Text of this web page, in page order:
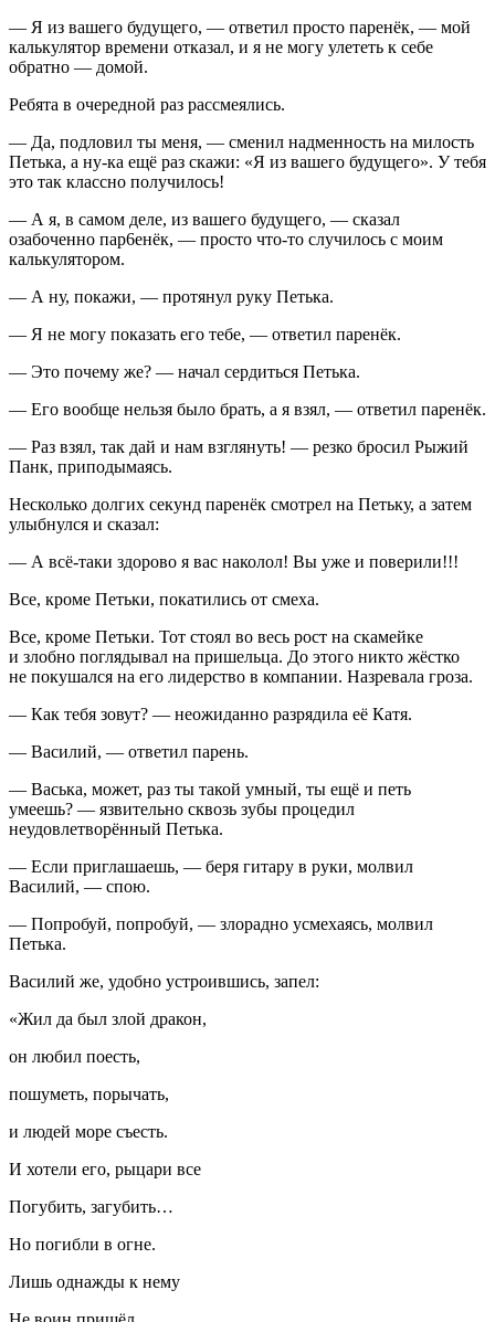
— Я из вашего будущего, — ответил просто паренёк, — мой
калькулятор времени отказал, и я не могу улететь к себе
обратно — домой.
Ребята в очередной раз рассмеялись.
— Да, подловил ты меня, — сменил надменность на милость
Петька, а ну-ка ещё раз скажи: «Я из вашего будущего». У тебя
это так классно получилось!
— А я, в самом деле, из вашего будущего, — сказал
озабоченно пар6енёк, — просто что-то случилось с моим
калькулятором.
— А ну, покажи, — протянул руку Петька.
— Я не могу показать его тебе, — ответил паренёк.
— Это почему же? — начал сердиться Петька.
— Его вообще нельзя было брать, а я взял, — ответил паренёк.
— Раз взял, так дай и нам взглянуть! — резко бросил Рыжий
Панк, приподымаясь.
Несколько долгих секунд паренёк смотрел на Петьку, а затем
улыбнулся и сказал:
— А всё-таки здорово я вас наколол! Вы уже и поверили!!!
Все, кроме Петьки, покатились от смеха.
Все, кроме Петьки. Тот стоял во весь рост на скамейке
и злобно поглядывал на пришельца. До этого никто жёстко
не покушался на его лидерство в компании. Назревала гроза.
— Как тебя зовут? — неожиданно разрядила её Катя.
— Василий, — ответил парень.
— Васька, может, раз ты такой умный, ты ещё и петь
умеешь? — язвительно сквозь зубы процедил
неудовлетворённый Петька.
— Если приглашаешь, — беря гитару в руки, молвил
Василий, — спою.
— Попробуй, попробуй, — злорадно усмехаясь, молвил
Петька.
Василий же, удобно устроившись, запел:
«Жил да был злой дракон,
он любил поесть,
пошуметь, порычать,
и людей море съесть.
И хотели его, рыцари все
Погубить, загубить…
Но погибли в огне.
Лишь однажды к нему